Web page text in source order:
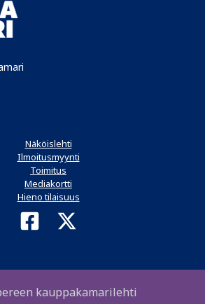
Näköislehti
Ilmoitusmyynti
Toimitus
Mediakortti
Hieno tilaisuus
kauppakamarilehti